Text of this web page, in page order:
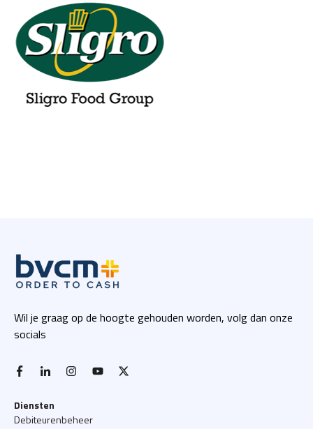
Wil je graag op de hoogte gehouden worden, volg dan onze
socials
facebook-flinkedin-ininstagramyoutube
Diensten
Debiteurenbeheer